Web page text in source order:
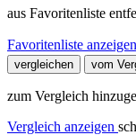
aus Favoritenliste
Favoritenliste anzeigen
vergleichen
vom
zum Vergleich
Vergleich anzeigen